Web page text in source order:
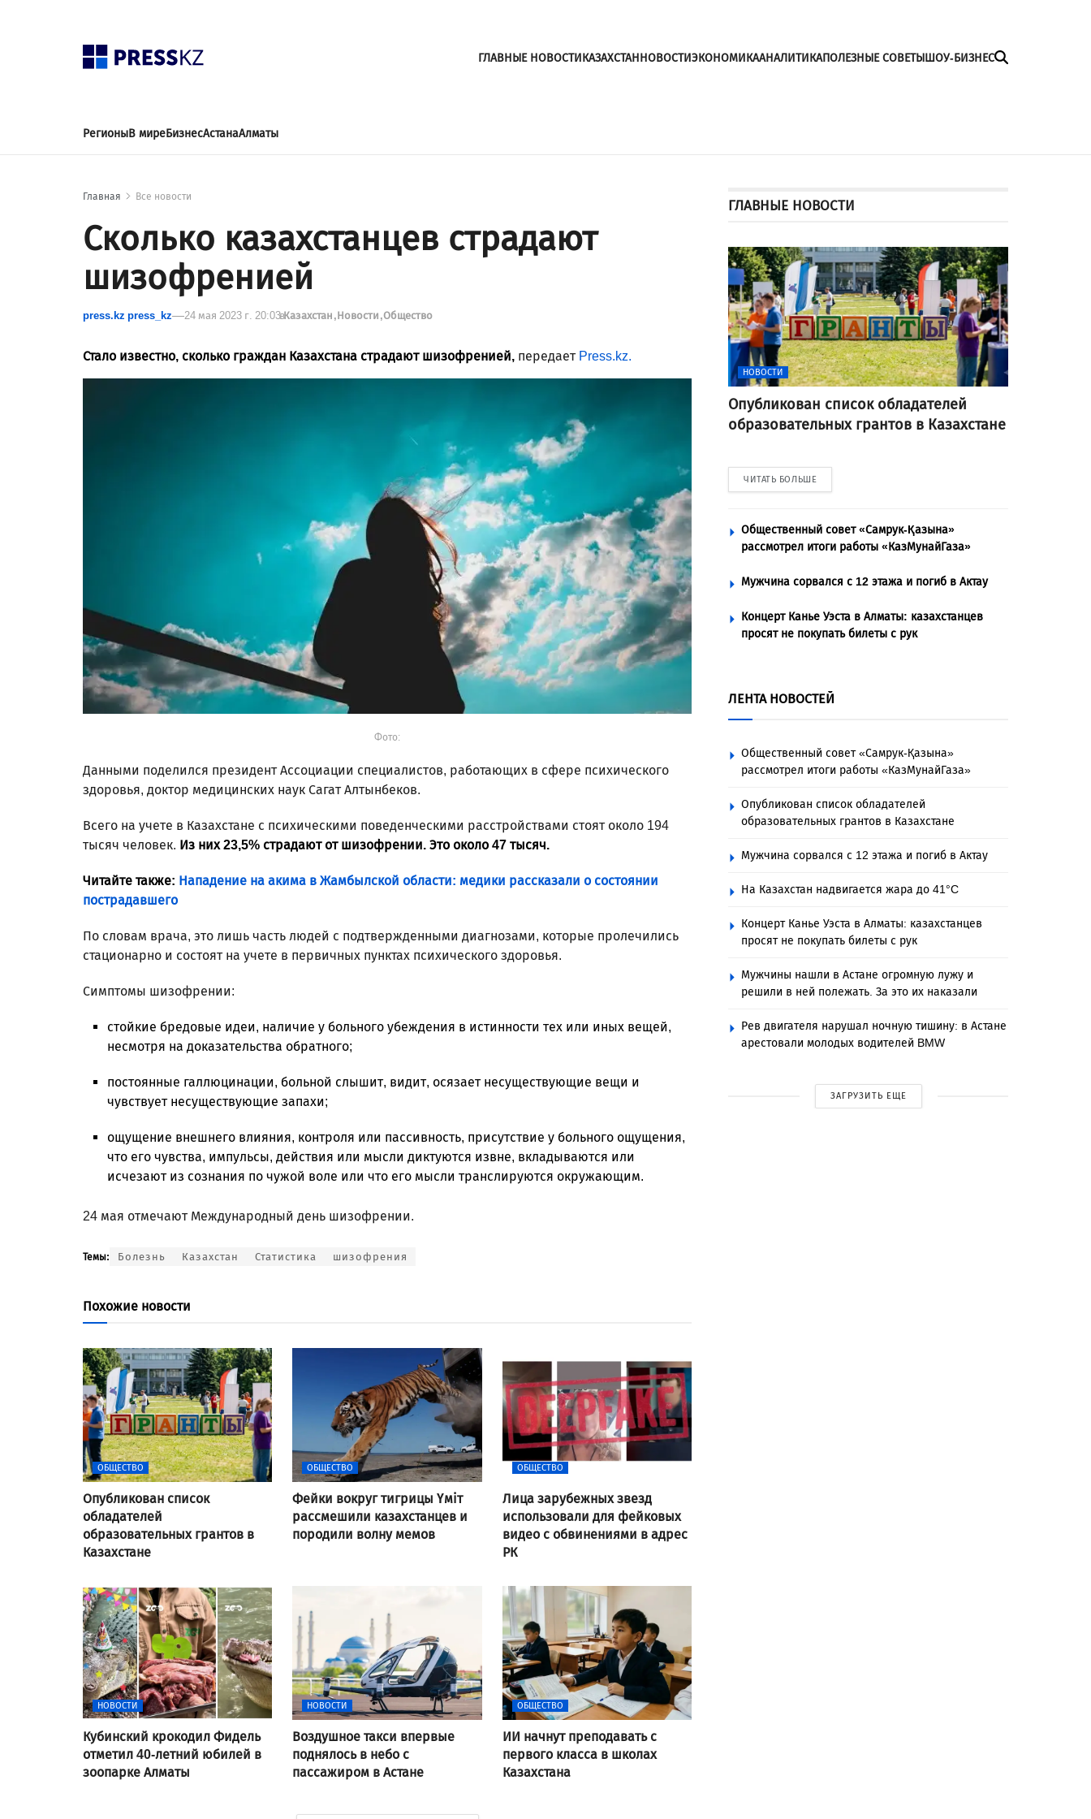
ГЛАВНЫЕ НОВОСТИКАЗАХСТАННОВОСТИЭКОНОМИКААНАЛИТИКАПОЛЕЗНЫЕ СОВЕТЫШОУ-БИЗНЕС
РегионыВ миреБизнесАстанаАлматы
Главная Все новости
Сколько казахстанцев страдают
шизофренией
press.kz press_kz 24 мая 2023 г. 20:03вКазахстан НовостиОбщество
Стало известно, сколько граждан Казахстана страдают шизофренией, передает Press.kz.
Фото:
Данными поделился президент Ассоциации специалистов, работающих в сфере психического
здоровья, доктор медицинских наук Сагат Алтынбеков.
Всего на учете в Казахстане с психическими поведенческими расстройствами стоят около 194
тысяч человек. Из них 23,5% страдают от шизофрении. Это около 47 тысяч.
Читайте также: Нападение на акима в Жамбылской области: медики рассказали о состоянии
пострадавшего
По словам врача, это лишь часть людей с подтвержденными диагнозами, которые пролечились
стационарно и состоят на учете в первичных пунктах психического здоровья.
Симптомы шизофрении:
стойкие бредовые идеи, наличие у больного убеждения в истинности тех или иных вещей,
несмотря на доказательства обратного;
постоянные галлюцинации, больной слышит, видит, осязает несуществующие вещи и
чувствует несуществующие запахи;
ощущение внешнего влияния, контроля или пассивность, присутствие у больного ощущения,
что его чувства, импульсы, действия или мысли диктуются извне, вкладываются или
исчезают из сознания по чужой воле или что его мысли транслируются окружающим.
24 мая отмечают Международный день шизофрении.
Темы: Болезнь Казахстан Статистика шизофрения
Похожие новости
ОБЩЕСТВО
Опубликован список
обладателей
образовательных грантов в
Казахстане
ОБЩЕСТВО
Фейки вокруг тигрицы Үміт
рассмешили казахстанцев и
породили волну мемов
ОБЩЕСТВО
Лица зарубежных звезд
использовали для фейковых
видео с обвинениями в адрес
РК
НОВОСТИ
Кубинский крокодил Фидель
отметил 40-летний юбилей в
зоопарке Алматы
НОВОСТИ
Воздушное такси впервые
поднялось в небо с
пассажиром в Астане
ОБЩЕСТВО
ИИ начнут преподавать с
первого класса в школах
Казахстана
ГЛАВНЫЕ НОВОСТИ
НОВОСТИ
Опубликован список обладателей
образовательных грантов в Казахстане
ЧИТАТЬ БОЛЬШЕ
Общественный совет «Самрук-Қазына»
рассмотрел итоги работы «КазМунайГаза»
Мужчина сорвался с 12 этажа и погиб в Актау
Концерт Канье Уэста в Алматы: казахстанцев
просят не покупать билеты с рук
ЛЕНТА НОВОСТЕЙ
Общественный совет «Самрук-Қазына»
рассмотрел итоги работы «КазМунайГаза»
Опубликован список обладателей
образовательных грантов в Казахстане
Мужчина сорвался с 12 этажа и погиб в Актау
На Казахстан надвигается жара до 41°C
Концерт Канье Уэста в Алматы: казахстанцев
просят не покупать билеты с рук
Мужчины нашли в Астане огромную лужу и
решили в ней полежать. За это их наказали
Рев двигателя нарушал ночную тишину: в Астане
арестовали молодых водителей BMW
ЗАГРУЗИТЬ ЕЩЕ